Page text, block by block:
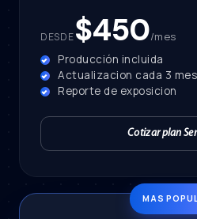
DESDE$450/mes
Producción incluida
Actualizacion cada 3
Reporte de exposicion
Cotizar plan